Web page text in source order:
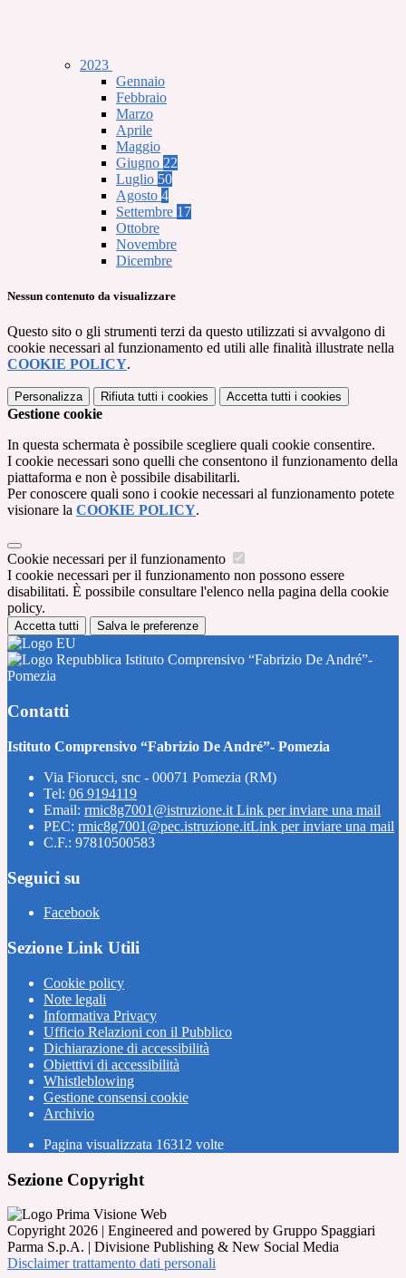
2023
Gennaio
Febbraio
Marzo
Aprile
Maggio
Giugno 22
Luglio 50
Agosto 4
Settembre 17
Ottobre
Novembre
Dicembre
Nessun contenuto da visualizzare
Questo sito o gli strumenti terzi da questo utilizzati si avvalgono di
cookie necessari al funzionamento ed utili alle finalità illustrate nella
COOKIE POLICY.
Personalizza Rifiuta tutti i cookies Accetta tutti i cookies
Gestione cookie
In questa schermata è possibile scegliere quali cookie consentire.
I cookie necessari sono quelli che consentono il funzionamento della
piattaforma e non è possibile disabilitarli.
Per conoscere quali sono i cookie necessari al funzionamento potete
visionare la COOKIE POLICY.
Cookie necessari per il funzionamento
I cookie necessari per il funzionamento non possono essere
disabilitati. È possibile consultare l'elenco nella pagina della cookie
policy.
Accetta tutti Salva le preferenze
Istituto Comprensivo “Fabrizio De André”-
Pomezia
Contatti
Istituto Comprensivo “Fabrizio De André”- Pomezia
Via Fiorucci, snc - 00071 Pomezia (RM)
Tel: 06 9194119
Email: rmic8g7001@istruzione.it Link per inviare una mail
PEC: rmic8g7001@pec.istruzione.itLink per inviare una mail
C.F.: 97810500583
Seguici su
Facebook
Sezione Link Utili
Cookie policy
Note legali
Informativa Privacy
Ufficio Relazioni con il Pubblico
Dichiarazione di accessibilità
Obiettivi di accessibilità
Whistleblowing
Gestione consensi cookie
Archivio
Pagina visualizzata 16312 volte
Sezione Copyright
Copyright 2026 | Engineered and powered by Gruppo Spaggiari
Parma S.p.A. | Divisione Publishing & New Social Media
Disclaimer trattamento dati personali